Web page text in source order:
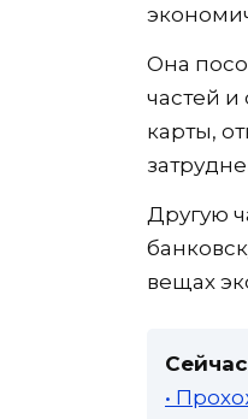
Она
частей и
карты,
Другую
вещах
•